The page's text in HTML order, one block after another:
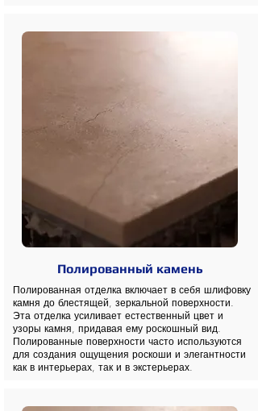
Полированный камень
Полированная отделка включает в себя шлифовку
камня до блестящей, зеркальной поверхности.
Эта отделка усиливает естественный цвет и
узоры камня, придавая ему роскошный вид.
Полированные поверхности часто используются
для создания ощущения роскоши и элегантности
как в интерьерах, так и в экстерьерах.